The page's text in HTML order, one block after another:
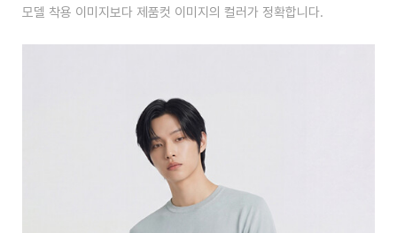
모델 착용 이미지보다 제품컷 이미지의 컬러가 정확합니다.